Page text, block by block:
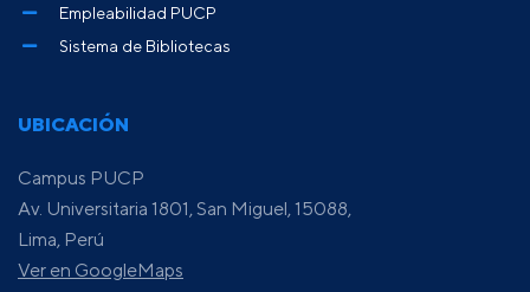
UBICACIÓN
Campus PUCP
Av. Universitaria 1801, San Miguel, 15088,
Lima, Perú
Ver en GoogleMaps
Empleabilidad PUCP
Sistema de Bibliotecas